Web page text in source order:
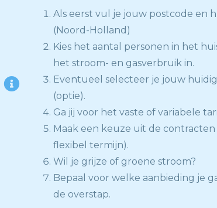
Als eerst vul je jouw postcode en
(Noord-Holland)
Kies het aantal personen in het
het stroom- en gasverbruik in.
Eventueel selecteer je jouw
(optie).
Ga jij voor het vaste of variabele
Maak een keuze uit de contracten
flexibel termijn).
Wil je grijze of groene stroom?
Bepaal voor welke aanbieding je
de overstap.